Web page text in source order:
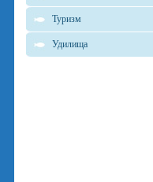
Туризм
Удилища